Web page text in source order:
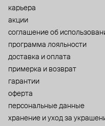
карьера
акции
cоглашение об
программа лояльности
доставка и оплата
примерка и возврат
гарантии
оферта
персональные данные
хранение и уход за